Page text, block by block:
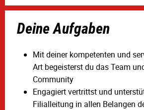
Deine Aufgaben
Mit deiner kompetenten und
Art begeisterst du das Team
Community
Engagiert vertrittst und
Filialleitung in allen Belangen